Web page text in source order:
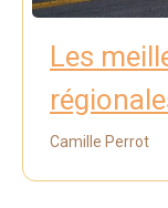
Les
Camille Perrot